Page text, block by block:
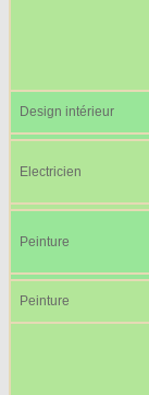
Design intérieur
Electricien
Peinture
Peinture